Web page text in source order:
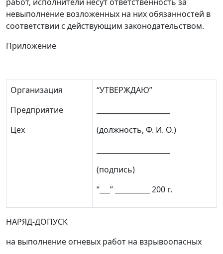
невыполнение возложенных на них обязанностей в
соответствии с действующим законодательством.
Приложение
Организация
Предприятие
Цех
“УТВЕРЖДАЮ”
(должность, Ф. И. О.)
(подпись)
“___” __________ 200 г.
НАРЯД-ДОПУСК
на выполнение огневых работ на взрывоопасных